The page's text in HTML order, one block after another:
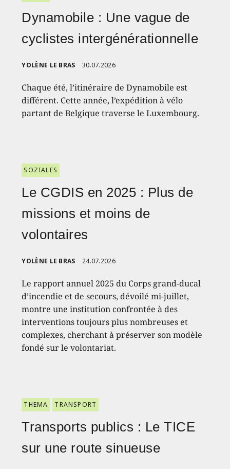
Dynamobile : Une vague de
cyclistes intergénérationnelle
YOLÈNE LE BRAS 30.07.2026
Chaque été, l’itinéraire de Dynamobile est
différent. Cette année, l’expédition à vélo
partant de Belgique traverse le Luxembourg.
SOZIALES
Le CGDIS en 2025 : Plus de
missions et moins de
volontaires
YOLÈNE LE BRAS 24.07.2026
Le rapport annuel 2025 du Corps grand-ducal
d’incendie et de secours, dévoilé mi-juillet,
montre une institution confrontée à des
interventions toujours plus nombreuses et
complexes, cherchant à préserver son modèle
fondé sur le volontariat.
THEMA TRANSPORT
Transports publics : Le TICE
sur une route sinueuse